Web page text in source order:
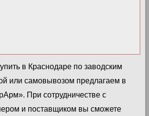
в Краснодаре по заводским
или самовывозом предлагаем в
При сотрудничестве с
и поставщиком вы сможете